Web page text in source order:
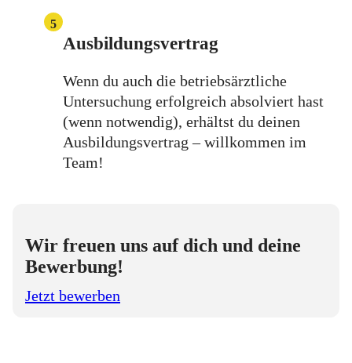
5
Ausbildungsvertrag
Wenn du auch die betriebsärztliche
Untersuchung erfolgreich absolviert hast
(wenn notwendig), erhältst du deinen
Ausbildungsvertrag – willkommen im
Team!
Wir freuen uns auf dich und deine
Bewerbung!
Jetzt bewerben